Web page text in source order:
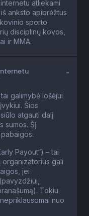
atliekami
anksto apibrėžtus
sporto
disciplinų kovos,
ir MMA.
galimybė lošėjui
Šios
atgauti dalį
sumos. Šį
Payout“) – tai
gali
jei
Tokiu
nuo